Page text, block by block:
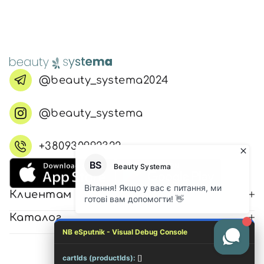
@beauty_systema2024
@beauty_systema
+380930992322
Клиентам
Каталог
NB eSputnik - Visual Debug Console
cartIds (productIds): []